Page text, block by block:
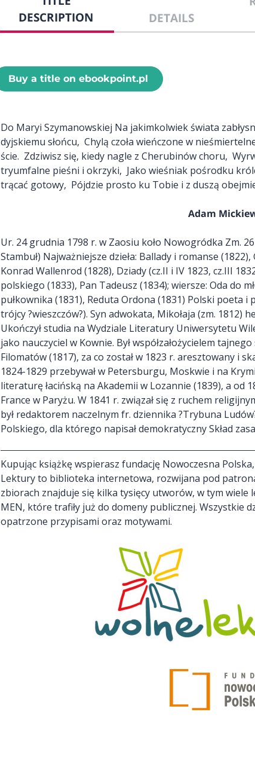
DESCRIPTION
DETAILS
Buy a title on ebookpoint.pl
Do Ma­ryi Szy­ma­now­skiej Na ja­kim­kol­wiek świa­ta
dyj­skie­mu słoń­cu, Chy­lą czo­ła wień­czo­ne w
ście. Zdzi­wisz się, kie­dy na­gle z Che­ru­bi­nów cho­ru,
try­um­fal­ne pie­śni i okrzy­ki, Ja­ko wie­śniak po­środ­ku
trą­cać go­to­wy, Pój­dzie pro­sto ku To­bie i z du­szą
Adam
Ur. 24 grudnia 1798 r. w Zaosiu koło Nowogródka Zm.
Stambuł) Najważniejsze dzieła: Ballady i romanse
Konrad Wallenrod (1828), Dziady (cz.II i IV 1823, cz.III
polskiego (1833), Pan Tadeusz (1834); wiersze: Oda do
pułkownika (1831), Reduta Ordona (1831) Polski poeta
trójcy ?wieszczów?). Syn adwokata, Mikołaja (zm. 1812)
Ukończył studia na Wydziale Literatury Uniwersytetu
jako nauczyciel w Kownie. Był współzałożycielem
Filomatów (1817), za co został w 1823 r. aresztowany i
1824-1829 przebywał w Petersburgu, Moskwie i na
literaturę łacińską na Akademii w Lozannie (1839), a od
France w Paryżu. W 1841 r. związał się z ruchem
był redaktorem naczelnym fr. dziennika ?Trybuna
Polskiego, dla którego napisał demokratyczny Skład
Kupując książkę wspierasz fundację Nowoczesna
Lektury to biblioteka internetowa, rozwijana pod
zbiorach znajduje się kilka tysięcy utworów, w tym
MEN, które trafiły już do domeny publicznej. Wszystkie
opatrzone przypisami oraz motywami.